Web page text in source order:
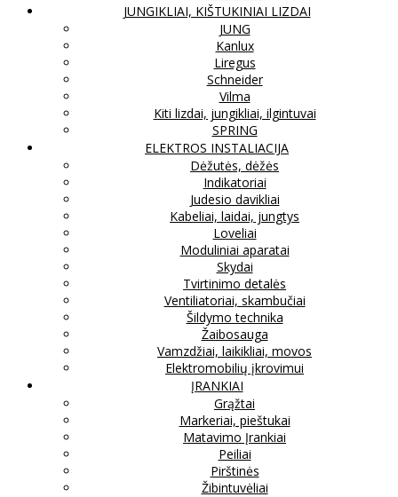
JUNGIKLIAI, KIŠTUKINIAI LIZDAI
JUNG
Kanlux
Liregus
Schneider
Vilma
Kiti lizdai, jungikliai, ilgintuvai
SPRING
ELEKTROS INSTALIACIJA
Dėžutės, dėžės
Indikatoriai
Judesio davikliai
Kabeliai, laidai, jungtys
Loveliai
Moduliniai aparatai
Skydai
Tvirtinimo detalės
Ventiliatoriai, skambučiai
Šildymo technika
Žaibosauga
Vamzdžiai, laikikliai, movos
Elektromobilių įkrovimui
ĮRANKIAI
Grąžtai
Markeriai, pieštukai
Matavimo Įrankiai
Peiliai
Pirštinės
Žibintuvėliai